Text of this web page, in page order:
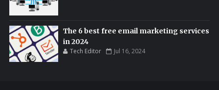
The 6 best free email marketing services
in 2024
Tech Editor Jul 16, 2024